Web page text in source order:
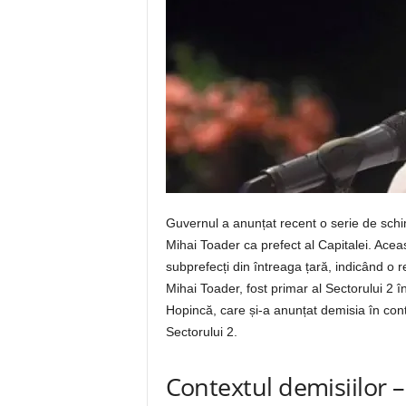
Guvernul a anunțat recent o serie de
Mihai Toader ca prefect al Capitalei.
subprefecți din întreaga țară, indicând o
Mihai Toader, fost primar al Sectorului 2
Hopincă, care și-a anunțat demisia în
Sectorului 2.
Contextul demisiilor